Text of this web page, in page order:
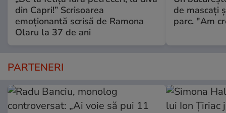
din Capri!” Scrisoarea
emoționantă scrisă de Ramona
Olaru la 37 de ani
de mascaţi
parc. "Am
PARTENERI